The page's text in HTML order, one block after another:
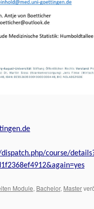
course/
Module, Bachelor, Master